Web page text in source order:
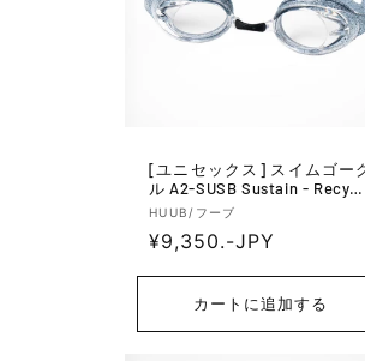
[ユニセックス] スイムゴーグ
ル A2-SUSB Sustain - Recycle
d Blue
販
売
HUUB/フーブ
通
格
¥9,350.-JPY
カートに追加する